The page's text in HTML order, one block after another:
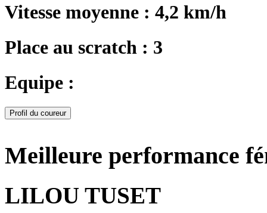
Vitesse moyenne : 4,2 km/h
Place au scratch : 3
Equipe :
Profil du coureur
Meilleure performance
LILOU TUSET